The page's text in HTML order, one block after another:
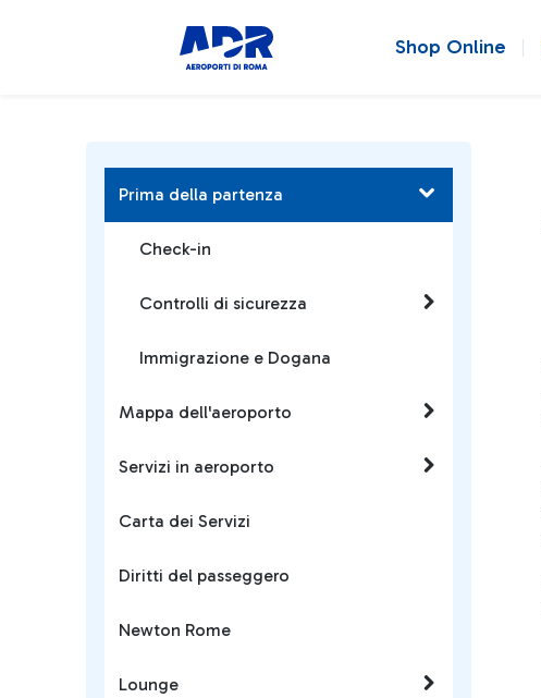
Shop Online
Prima della partenza
Check-in
Controlli di sicurezza
Immigrazione e Dogana
Mappa dell'aeroporto
Servizi in aeroporto
Carta dei Servizi
Diritti del passeggero
Newton Rome
Lounge